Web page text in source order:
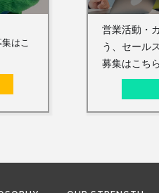
はこ
営業活動・
う、セール
募集はこちら